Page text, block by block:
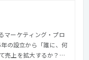
マーケティング・プロ
の設立から「誰に、何
売上を拡大するか？」